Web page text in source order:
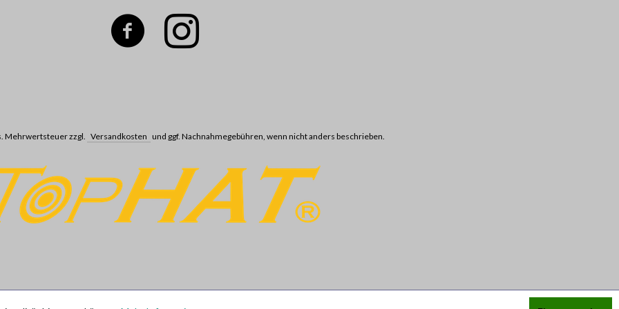
Mehrwertsteuer zzgl. Versandkosten und ggf. Nachnahmegebühren, wenn nicht anders beschrieben.